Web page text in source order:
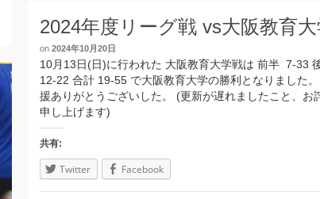
2024年度リーグ戦 vs大阪教育
on 2024年10月20日
10月13日(日)に行われた 大阪教育大学戦は 前半 7-33
12-22 合計 19-55 で大阪教育大学の勝利となりました
援ありがとうございした。 (更新が遅れましたこと、お
申し上げます)
共有:
Twitter Facebook